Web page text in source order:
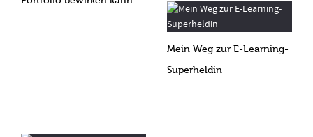
Mein Weg zur E-Learning-
Superheldin